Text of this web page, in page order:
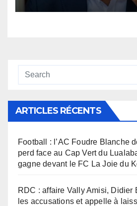
ARTICLES RÉCENTS
Football : l’AC Foudre Blanche
perd face au Cap Vert du
gagne devant le FC La Joie du
RDC : affaire Vally Amisi, Didier
les accusations et appelle à